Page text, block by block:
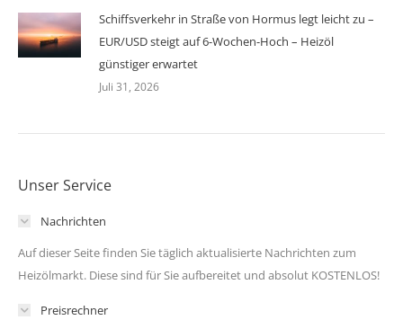
Schiffsverkehr in Straße von Hormus legt leicht zu –
EUR/USD steigt auf 6-Wochen-Hoch – Heizöl
günstiger erwartet
Juli 31, 2026
Unser Service
Nachrichten
Auf dieser Seite finden Sie täglich aktualisierte Nachrichten zum
Heizölmarkt. Diese sind für Sie aufbereitet und absolut KOSTENLOS!
Preisrechner